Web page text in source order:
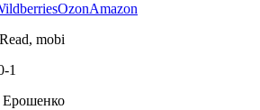
OzonAmazon
mobi
1